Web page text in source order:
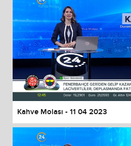
Kahve Molası - 11 04 2023